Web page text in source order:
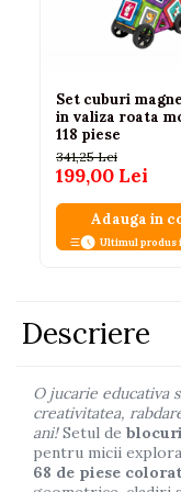
Set cuburi
in valiza roata
118 piese
341,25 Lei
199,00 Lei
Adauga in
Ultimul produs
Descriere
O jucarie educativa
creativitatea,
ani!Setul de
pentru micii
68 de piese